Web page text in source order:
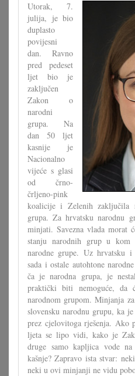
Utorak, 7.
julija, je bio
duplasto
povijesni
dan. Ravno
pred pedeset
ljet bio je
zaključen
Zakon o
narodni
grupa. Na
dan 50 ljet
kasnije je
Nacionalno
vijeće s glasi
od črno-
črljeno-pink
koalicije i Zelenih zaključila
grupa. Za hrvatsku narodnu
minjati. Savezna vlada morat
stanju narodnih grup u
narodne grupe. Uz hrvatsku
sada i ostale autohtone
ča je narodna grupa, je
praktički biti nemoguće, da
narodnom grupom. Minjanja
slovensku narodnu grupu, ka
prez cjelovitoga rješenja. Ako
ljeta se lipo vidi, kako je
druge samo kapljica vode
kašnje? Zapravo ista stvar:
neki u ovi minjanji ne vidu